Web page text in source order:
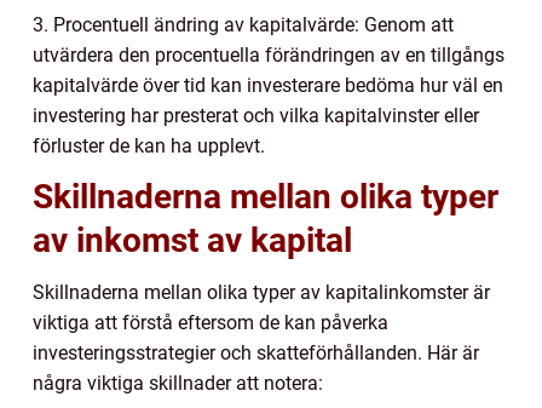
3. Procentuell ändring av kapitalvärde: Genom att
utvärdera den procentuella förändringen av en tillgångs
kapitalvärde över tid kan investerare bedöma hur väl en
investering har presterat och vilka kapitalvinster eller
förluster de kan ha upplevt.
Skillnaderna mellan olika typer
av inkomst av kapital
Skillnaderna mellan olika typer av kapitalinkomster är
viktiga att förstå eftersom de kan påverka
investeringsstrategier och skatteförhållanden. Här är
några viktiga skillnader att notera: